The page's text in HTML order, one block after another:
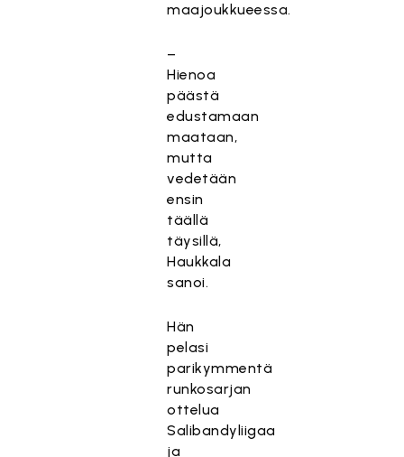
maajoukkueessa.
–
Hienoa
päästä
edustamaan
maataan,
mutta
vedetään
ensin
täällä
täysillä,
Haukkala
sanoi.
Hän
pelasi
parikymmentä
runkosarjan
ottelua
Salibandyliigaa
ja